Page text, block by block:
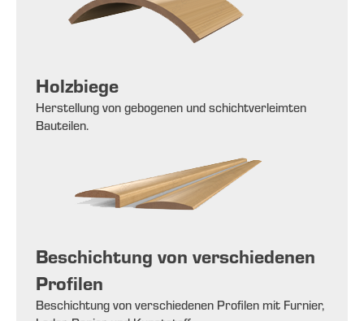
Holzbiege
Herstellung von gebogenen und schichtverleimten
Bauteilen.
Beschichtung von verschiedenen
Profilen
Beschichtung von verschiedenen Profilen mit Furnier,